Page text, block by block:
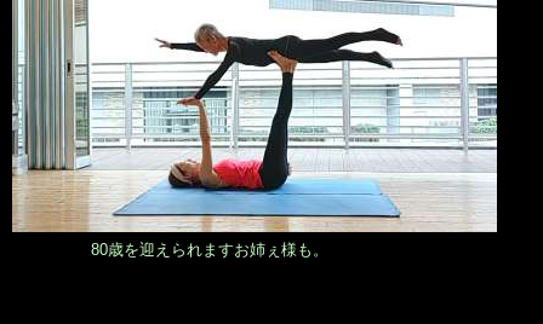
80歳を迎えられますお姉ぇ様も。